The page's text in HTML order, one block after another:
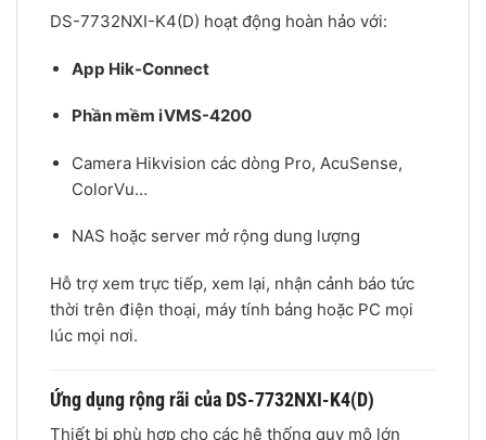
DS-7732NXI-K4(D) hoạt động hoàn hảo với:
App Hik-Connect
Phần mềm iVMS-4200
Camera Hikvision các dòng Pro, AcuSense,
ColorVu…
NAS hoặc server mở rộng dung lượng
Hỗ trợ xem trực tiếp, xem lại, nhận cảnh báo tức
thời trên điện thoại, máy tính bảng hoặc PC mọi
lúc mọi nơi.
Ứng dụng rộng rãi của DS-7732NXI-K4(D)
Thiết bị phù hợp cho các hệ thống quy mô lớn